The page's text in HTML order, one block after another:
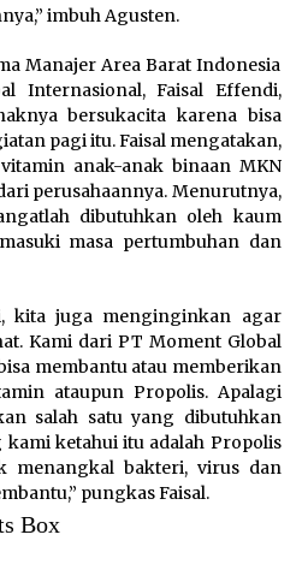
imbuh Agusten.
Manajer Area Barat Indonesia
Internasional, Faisal Effendi,
bersukacita karena bisa
pagi itu. Faisal mengatakan,
anak-anak binaan MKN
perusahaannya. Menurutnya,
dibutuhkan oleh kaum
masa pertumbuhan dan
kita juga menginginkan agar
Kami dari PT Moment Global
membantu atau memberikan
ataupun Propolis. Apalagi
salah satu yang dibutuhkan
kami ketahui itu adalah Propolis
menangkal bakteri, virus dan
pungkas Faisal.
Box